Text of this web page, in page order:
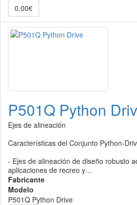
0.00€
P501Q Python
Ejes de alineación
Características del Conjunto Python-
- Ejes de alineación de diseño robusto
aplicaciones de recreo y…
Fabricante
Modelo
P501Q Python Drive